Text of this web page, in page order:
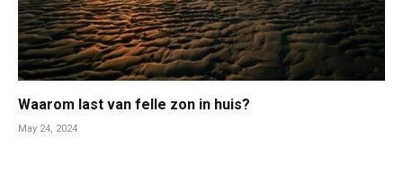
Waarom last van felle zon in huis?
May 24, 2024